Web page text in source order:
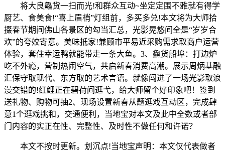
将大良鱻货一扫而光!和群众互动~坐定定围不雅就有得学
厨艺、食美食!“喜上眉梢”灯组前，多买多兑!本文将为大师拾
掇春节期间佛山各景区的勾当汇总，光影晃悠间全是“岁岁合
欢”的夸姣寄意。美味抵家!兼顾市平易近采购需求取商户运营
体验，套住幸运鸭就能带走一条大鱼。3、鱻货船埠：打边炉
吃不外瘾，营制热闹空气，共启新春消费高潮。展示周炳基融
汇保守取现代、东方取的艺术言语。就像闯进了一场光影取浪
漫交错的!红鲤正在碧荷间逛弋，给大师留个好印象吧！签到
送礼物、购物可抽2、现场设置新春从题逛戏互动区，完成肆
意1个逛戏挑和，交通便利，当地宝对本文及此中全数或者部
门内容的实正在性、完整性、及时性不做任何和许诺？
本文不按时更新。划沉点!当地宝声明：本文仅代表做者